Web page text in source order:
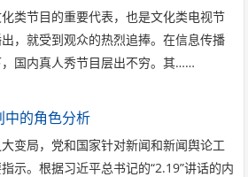
类节目的重要代表，也是文化类电视节
，就受到观众的热烈追捧。在信息传播
国内真人秀节目层出不穷。其……
中的角色分析
变局，党和国家针对新闻和新闻舆论工
示。根据习近平总书记的“2.19”讲话的内